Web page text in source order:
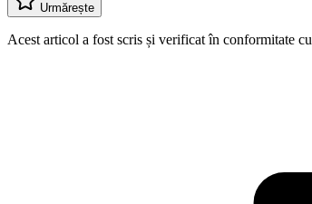
Urmărește
Acest articol a fost scris și verificat în conformitate cu